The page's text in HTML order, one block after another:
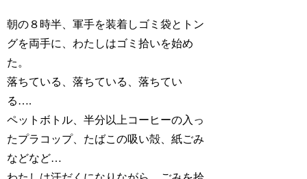
朝の８時半、軍手を装着しゴミ袋とトン
グを両手に、わたしはゴミ拾いを始め
た。
落ちている、落ちている、落ちてい
る….
ペットボトル、半分以上コーヒーの入っ
たプラコップ、たばこの吸い殻、紙ごみ
などなど…